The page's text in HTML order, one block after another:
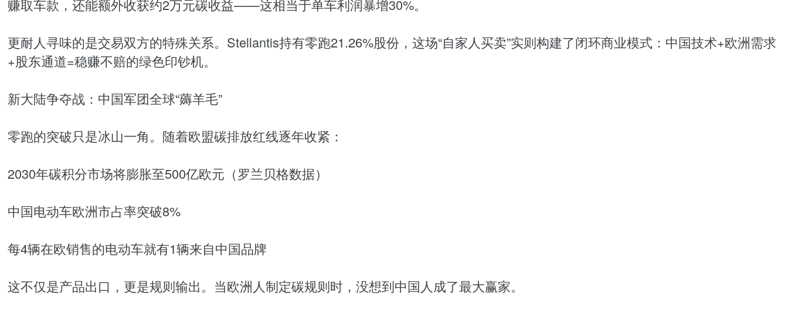
赚取车款，还能额外收获约2万元碳收益——这相当于单车利润暴增30%。
更耐人寻味的是交易双方的特殊关系。Stellantis持有零跑21.26%股份，这场“自家人买卖”实则构建了闭环商业模式：中国技术+欧洲需求
+股东通道=稳赚不赔的绿色印钞机。
新大陆争夺战：中国军团全球“薅羊毛”
零跑的突破只是冰山一角。随着欧盟碳排放红线逐年收紧：
2030年碳积分市场将膨胀至500亿欧元（罗兰贝格数据）
中国电动车欧洲市占率突破8%
每4辆在欧销售的电动车就有1辆来自中国品牌
这不仅是产品出口，更是规则输出。当欧洲人制定碳规则时，没想到中国人成了最大赢家。